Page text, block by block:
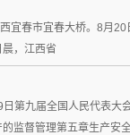
宜春市宜春大桥。8月
，江西省
第九届全国人民代表
监督管理第五章生产安